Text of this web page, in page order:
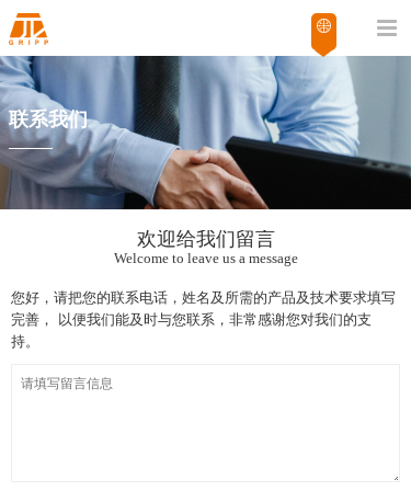
联系我们
您好，请把您的联系电话，姓名及所需的产品及技术要求填写
完善， 以便我们能及时与您联系，非常感谢您对我们的支
持。
欢迎给我们留言
Welcome to leave us a message